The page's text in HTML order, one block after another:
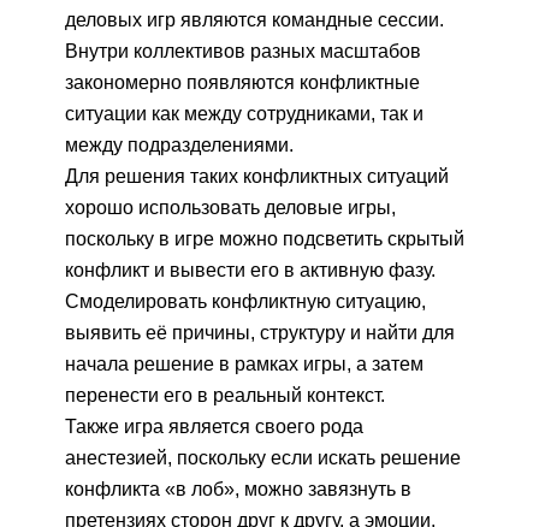
деловых игр являются командные сессии.
Внутри коллективов разных масштабов
закономерно появляются конфликтные
ситуации как между сотрудниками, так и
между подразделениями.
Для решения таких конфликтных ситуаций
хорошо использовать деловые игры,
поскольку в игре можно подсветить скрытый
конфликт и вывести его в активную фазу.
Смоделировать конфликтную ситуацию,
выявить её причины, структуру и найти для
начала решение в рамках игры, а затем
перенести его в реальный контекст.
Также игра является своего рода
анестезией, поскольку если искать решение
конфликта «в лоб», можно завязнуть в
претензиях сторон друг к другу, а эмоции,